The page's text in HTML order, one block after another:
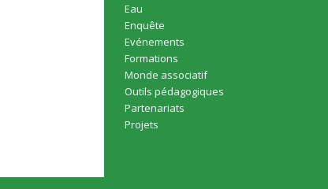
Eau
Enquête
Evénements
Formations
Monde associatif
Outils pédagogiques
Partenariats
Projets